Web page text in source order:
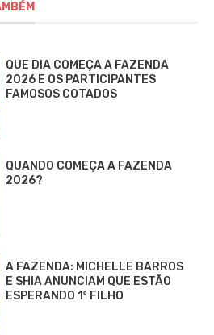
QUE DIA COMEÇA A FAZENDA
2026 E OS PARTICIPANTES
FAMOSOS COTADOS
QUANDO COMEÇA A FAZENDA
2026?
A FAZENDA: MICHELLE BARROS
E SHIA ANUNCIAM QUE ESTÃO
ESPERANDO 1º FILHO